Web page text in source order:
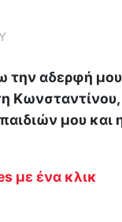
την αδερφή
μου και
με ένα κλικ